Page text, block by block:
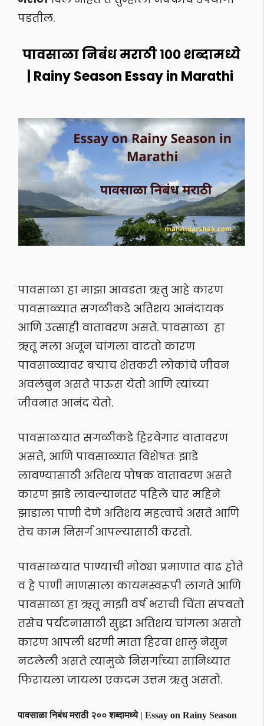
पडतील.
पावसाळा निबंध मराठी १०० शब्दामध्ये
| Rainy Season Essay in Marathi
पावसाळा हा माझा आवडता ऋतु आहे कारण
पावसाळ्यात सगळीकडे अतिशय आनंदायक
आणि उत्साही वातावरण असते. पावसाळा हा
ऋतू मला अजून चांगला वाटतो कारण
पावसाळ्यावर बऱ्याच शेतकरी लोकांचे जीवन
अवलंबुन असते पाऊस येतो आणि त्यांच्या
जीवनात आनंद येतो.
पावसाळयात सगळीकडे हिरवेगार वातावरण
असते, आणि पावसाळ्यात विशेषतः झाडे
लावण्यासाठी अतिशय पोषक वातावरण असते
कारण झाडे लावल्यानंतर पहिले चार महिने
झाडाला पाणी देणे अतिशय महत्वाचे असते आणि
तेच काम निसर्ग आपल्यासाठी करतो.
पावसाळयात पाण्याची मोठ्या प्रमाणात वाढ होते
व हे पाणी माणसाला कायमस्वरूपी लागते आणि
पावसाळा हा ऋतू माझी वर्ष भराची चिंता संपवतो
तसेच पर्यटनासाठी सुद्धा अतिशय चांगला असतो
कारण आपली धरणी माता हिरवा शालु नेसुन
नटलेली असते त्यामुळे निसर्गाच्या सानिध्यात
फिरायला जायला एकदम उत्तम ऋतु असतो.
पावसाळा निबंध मराठी २०० शब्दामध्ये | Essay on Rainy Season